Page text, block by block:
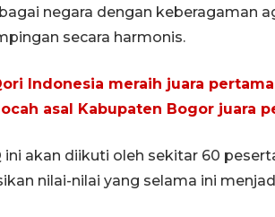
negara dengan keberagaman
secara harmonis.
Indonesia meraih juara
asal Kabupaten Bogor juara
ini akan diikuti oleh sekitar 60
nilai-nilai yang selama ini